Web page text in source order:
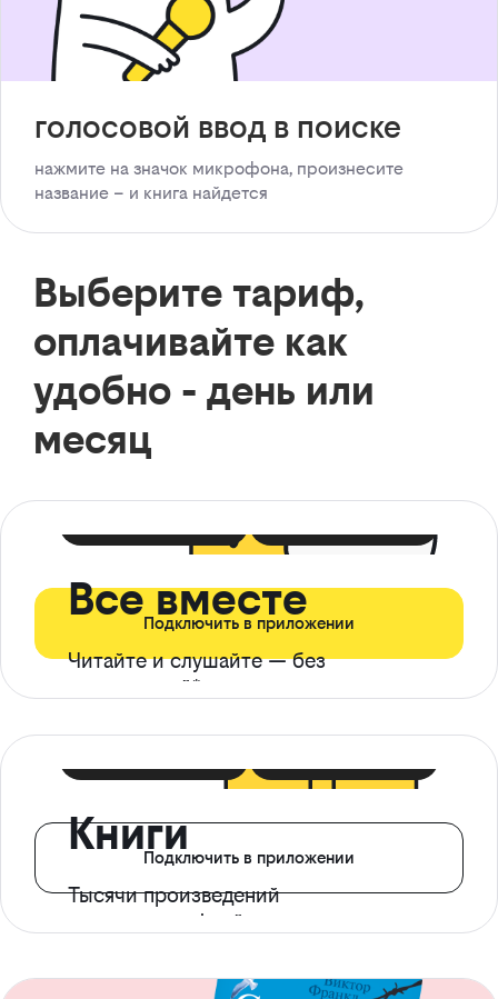
голосовой ввод в поиске
нажмите на значок микрофона, произнесите
название – и книга найдется
Выберите тариф,
оплачивайте как
удобно - день или
месяц
Все вместе
Читайте и слушайте — без
ограничений*
Подключить в приложении
Книги
Тысячи произведений
с доступом офлайн
Подключить в приложении